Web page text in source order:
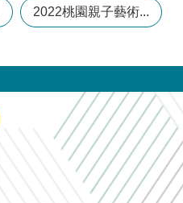
2022桃園親子藝術...